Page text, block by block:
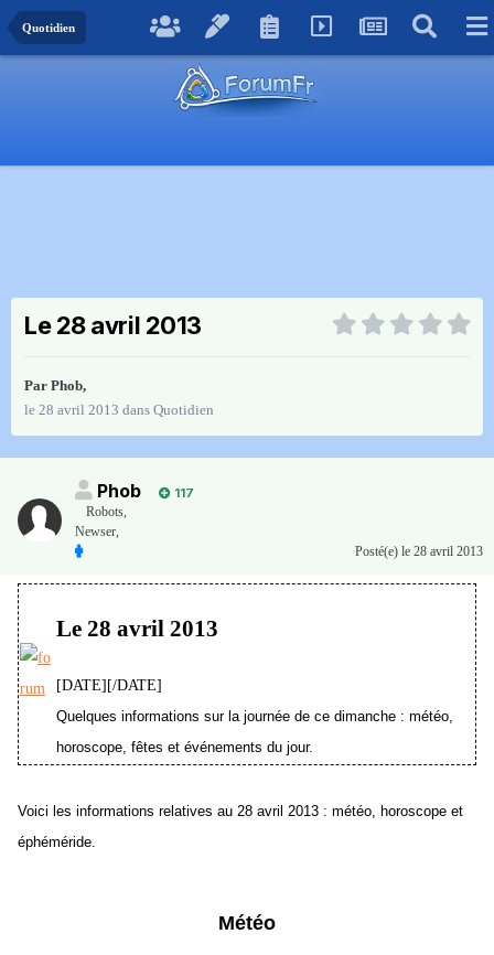
Quotidien
Le 28 avril 2013
Par Phob,
le 28 avril 2013 dans Quotidien
Phob
117
Robots,
Newser,
Posté(e) le 28 avril 2013
Le 28 avril 2013
[DATE][/DATE]
Quelques informations sur la journée de ce dimanche : météo,
horoscope, fêtes et événements du jour.
Voici les informations relatives au 28 avril 2013 : météo, horoscope et
éphéméride.
Météo